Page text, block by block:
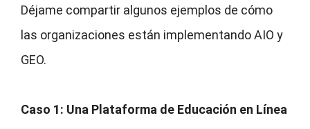
Déjame compartir algunos ejemplos de cómo
las organizaciones están implementando AIO y
GEO.
Caso 1: Una Plataforma de Educación en Línea